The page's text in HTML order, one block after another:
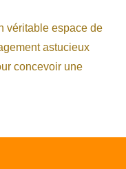
véritable espace de
astucieux
concevoir une